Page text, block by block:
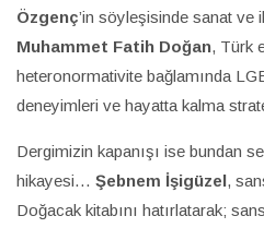
Özgenç’in söyleşisinde sanat ve
Muhammet Fatih Doğan, Türk
heteronormativite bağlamında
deneyimleri ve hayatta kalma
Dergimizin kapanışı ise bundan
hikayesi… Şebnem İşigüzel,
Doğacak kitabını hatırlatarak;